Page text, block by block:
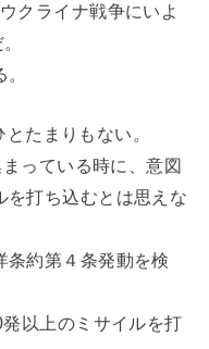
クライナ戦争にいよ
たまりもない。
っている時に、意図
を打ち込むとは思えな
条約第４条発動を検
以上のミサイルを打